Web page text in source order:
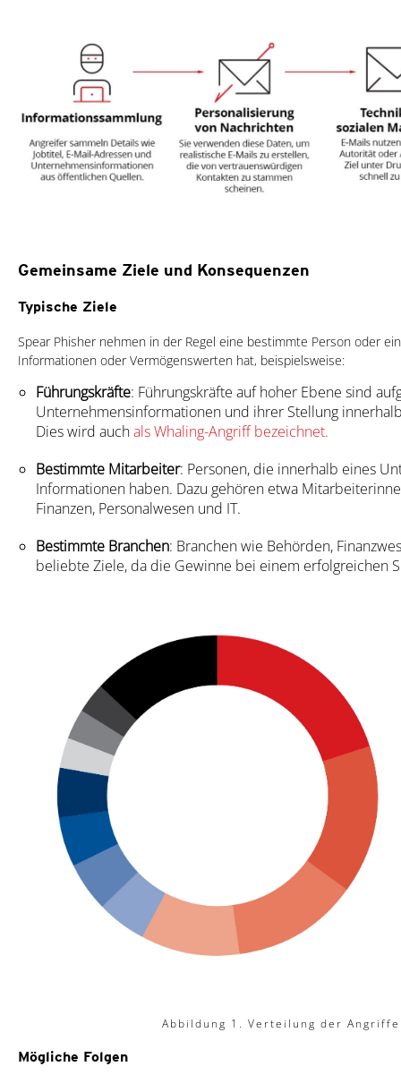
Gemeinsame Ziele und Konsequenzen
Typische Ziele
Spear Phisher nehmen in der Regel eine bestimmte Person oder
Informationen oder Vermögenswerten hat, beispielsweise:
Führungskräfte: Führungskräfte auf hoher Ebene sind
Unternehmensinformationen und ihrer Stellung
Dies wird auchals Whaling-Angriff bezeichnet.
Bestimmte Mitarbeiter: Personen, die innerhalb eines
Informationen haben. Dazu gehören etwa
Finanzen, Personalwesen und IT.
Bestimmte Branchen: Branchen wie Behörden,
beliebte Ziele, da die Gewinne bei einem erfolgreichen
Abbildung 1. Verteilung der
Mögliche Folgen